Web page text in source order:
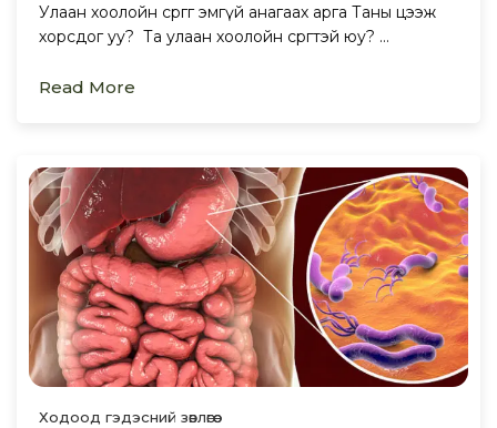
Улаан хоолойн сөөргөөг эмгүй анагаах арга Таны цээж
хорсдог уу? Та улаан хоолойн сөөргөөтэй юу? …
Read More
Ходоод гэдэсний зөвлөгөө